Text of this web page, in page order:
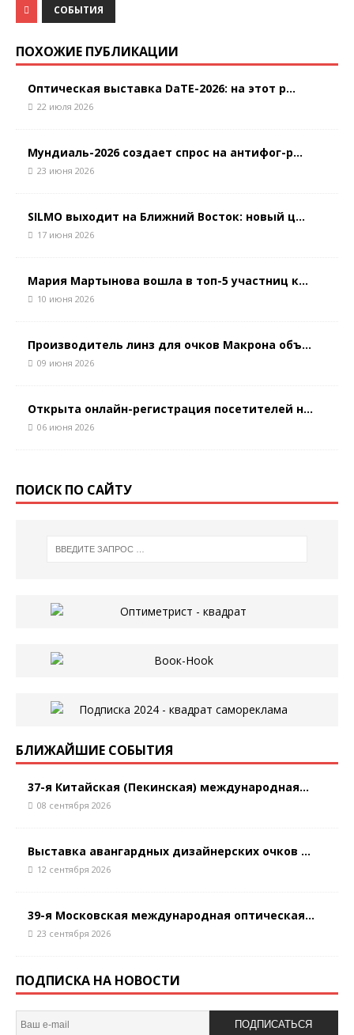
СОБЫТИЯ
ПОХОЖИЕ ПУБЛИКАЦИИ
Оптическая выставка DaTE-2026: на этот р...
22 июля 2026
Мундиаль-2026 создает спрос на антифог-р...
23 июня 2026
SILMO выходит на Ближний Восток: новый ц...
17 июня 2026
Мария Мартынова вошла в топ-5 участниц к...
10 июня 2026
Производитель линз для очков Макрона объ...
09 июня 2026
Открыта онлайн-регистрация посетителей н...
06 июня 2026
ПОИСК ПО САЙТУ
БЛИЖАЙШИЕ СОБЫТИЯ
37-я Китайская (Пекинская) международная...
08 сентября 2026
Выставка авангардных дизайнерских очков ...
12 сентября 2026
39-я Московская международная оптическая...
23 сентября 2026
ПОДПИСКА НА НОВОСТИ
ПОДПИСАТЬСЯ